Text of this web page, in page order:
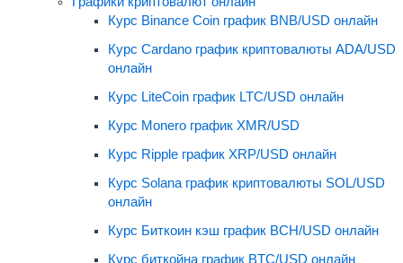
Курс Binance Coin график BNB/USD онлайн
Курс Cardano график криптовалюты ADA/USD
онлайн
Курс LiteCoin график LTC/USD онлайн
Курс Monero график XMR/USD
Курс Ripple график XRP/USD онлайн
Курс Solana график криптовалюты SOL/USD
онлайн
Курс Биткоин кэш график BCH/USD онлайн
Курс биткойна график BTC/USD онлайн